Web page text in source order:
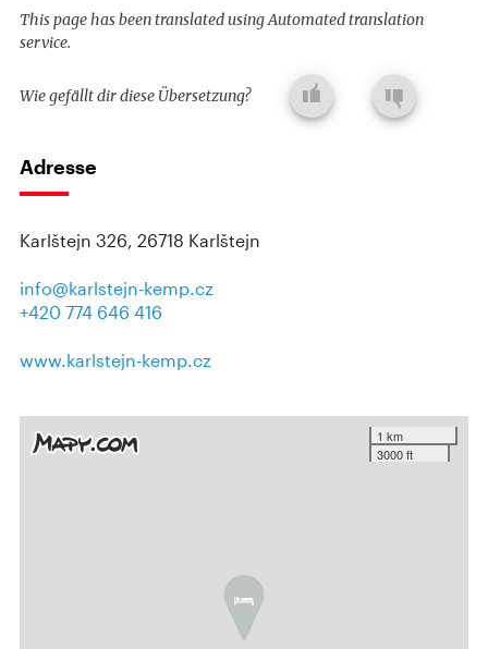
This page has been translated using Automated translation
service.
Wie gefällt dir diese Übersetzung?
Adresse
Karlštejn 326, 26718 Karlštejn
info@karlstejn-kemp.cz
+420 774 646 416
www.karlstejn-kemp.cz
1 km
3000 ft